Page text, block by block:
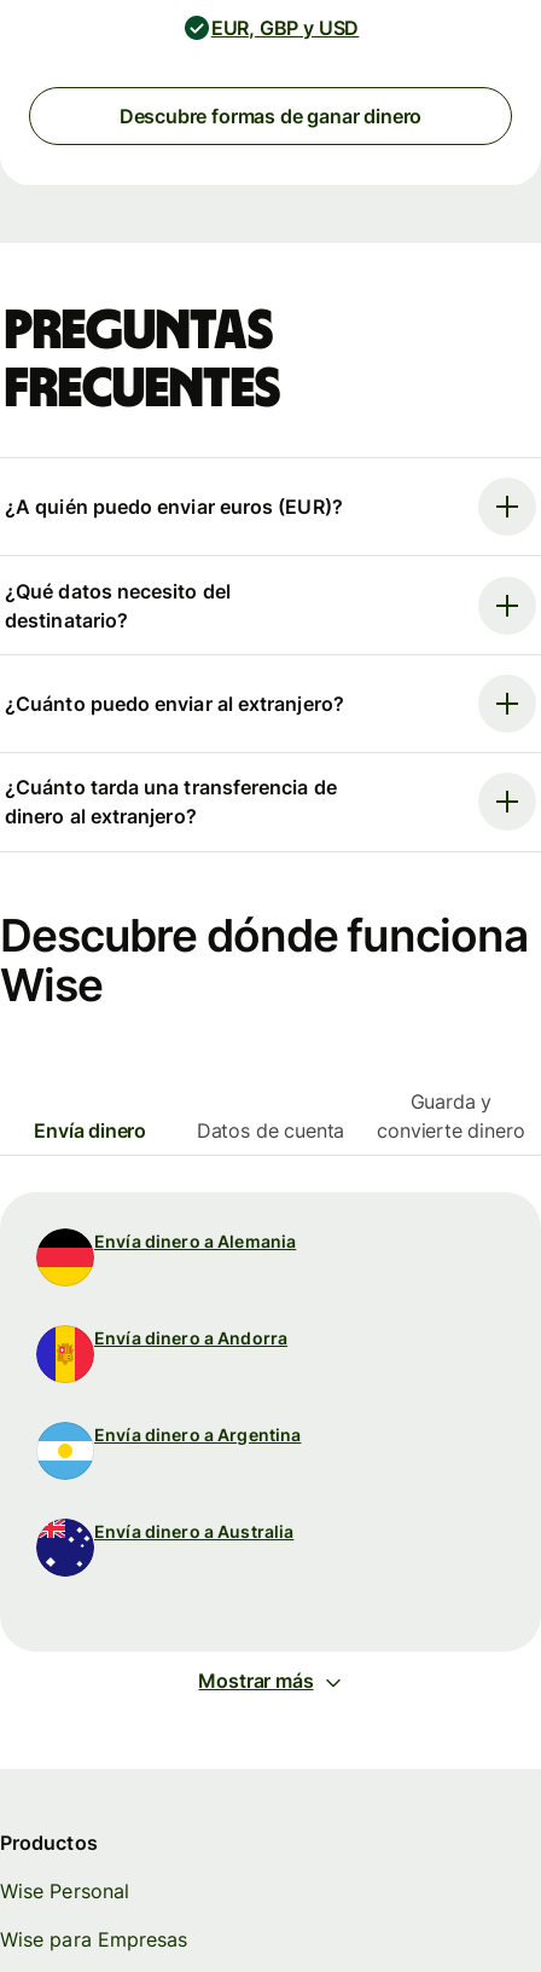
EUR, GBP y USD
Descubre formas de ganar dinero
Preguntas
frecuentes
¿A quién puedo enviar euros (EUR)?
¿Qué datos necesito del
destinatario?
¿Cuánto puedo enviar al extranjero?
¿Cuánto tarda una transferencia de
dinero al extranjero?
Descubre dónde funciona
Wise
Envía dinero Datos de cuenta
Guarda y
convierte dinero
Envía dinero a Alemania
Envía dinero a Andorra
Envía dinero a Argentina
Envía dinero a Australia
Mostrar más
Productos
Wise Personal
Wise para Empresas